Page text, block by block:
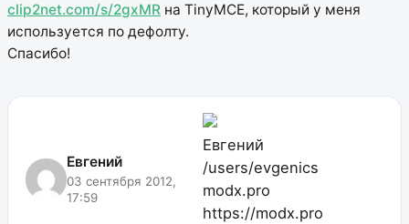
clip2net.com/s/2gxMR на TinyMCE, который у меня
используется по дефолту.
Спасибо!
Евгений
03 сентября 2012,
17:59
Евгений
/users/evgenics
modx.pro
https://modx.pro